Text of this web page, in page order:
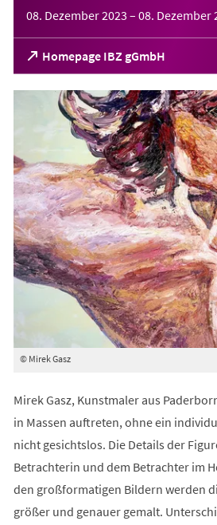
08. Dezember 2023 – 08. Dezember
Homepage IBZ gGmbH
(Öffnet
in
einem
neuen
© Mirek Gasz
Mirek Gasz, Kunstmaler aus
in Massen auftreten, ohne ein
nicht gesichtslos. Die Details der
Betrachterin und dem Betrachter im
den großformatigen Bildern werden
größer und genauer gemalt.